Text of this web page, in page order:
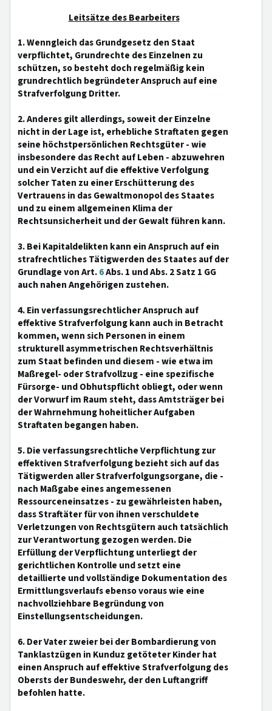
Leitsätze des Bearbeiters
1. Wenngleich das Grundgesetz den Staat
verpflichtet, Grundrechte des Einzelnen zu
schützen, so besteht doch regelmäßig kein
grundrechtlich begründeter Anspruch auf eine
Strafverfolgung Dritter.
2. Anderes gilt allerdings, soweit der Einzelne
nicht in der Lage ist, erhebliche Straftaten gegen
seine höchstpersönlichen Rechtsgüter - wie
insbesondere das Recht auf Leben - abzuwehren
und ein Verzicht auf die effektive Verfolgung
solcher Taten zu einer Erschütterung des
Vertrauens in das Gewaltmonopol des Staates
und zu einem allgemeinen Klima der
Rechtsunsicherheit und der Gewalt führen kann.
3. Bei Kapitaldelikten kann ein Anspruch auf ein
strafrechtliches Tätigwerden des Staates auf der
Grundlage von Art.6Abs. 1 und Abs. 2 Satz 1 GG
auch nahen Angehörigen zustehen.
4. Ein verfassungsrechtlicher Anspruch auf
effektive Strafverfolgung kann auch in Betracht
kommen, wenn sich Personen in einem
strukturell asymmetrischen Rechtsverhältnis
zum Staat befinden und diesem - wie etwa im
Maßregel- oder Strafvollzug - eine spezifische
Fürsorge- und Obhutspflicht obliegt, oder wenn
der Vorwurf im Raum steht, dass Amtsträger bei
der Wahrnehmung hoheitlicher Aufgaben
Straftaten begangen haben.
5. Die verfassungsrechtliche Verpflichtung zur
effektiven Strafverfolgung bezieht sich auf das
Tätigwerden aller Strafverfolgungsorgane, die -
nach Maßgabe eines angemessenen
Ressourceneinsatzes - zu gewährleisten haben,
dass Straftäter für von ihnen verschuldete
Verletzungen von Rechtsgütern auch tatsächlich
zur Verantwortung gezogen werden. Die
Erfüllung der Verpflichtung unterliegt der
gerichtlichen Kontrolle und setzt eine
detaillierte und vollständige Dokumentation des
Ermittlungsverlaufs ebenso voraus wie eine
nachvollziehbare Begründung von
Einstellungsentscheidungen.
6. Der Vater zweier bei der Bombardierung von
Tanklastzügen in Kunduz getöteter Kinder hat
einen Anspruch auf effektive Strafverfolgung des
Obersts der Bundeswehr, der den Luftangriff
befohlen hatte.